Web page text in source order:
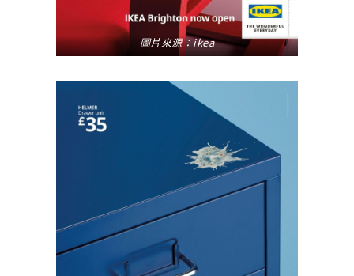
圖片來源：ikea